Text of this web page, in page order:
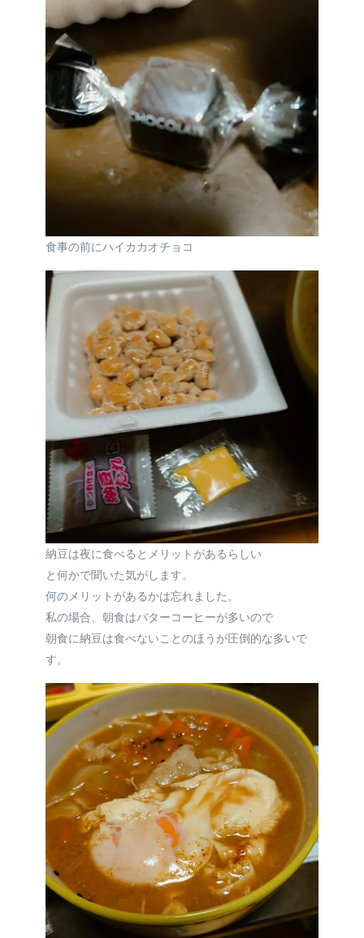
食事の前にハイカカオチョコ
納豆は夜に食べるとメリットがあるらしい
と何かで聞いた気がします。
何のメリットがあるかは忘れました。
私の場合、朝食はバターコーヒーが多いので
朝食に納豆は食べないことのほうが圧倒的な多いで
す。